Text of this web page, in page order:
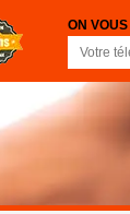
ON